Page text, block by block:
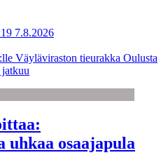
7.8.2026
Väyläviraston tieurakka Oulusta
uhkaa osaajapula